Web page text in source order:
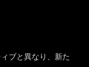
ブと異なり、新た